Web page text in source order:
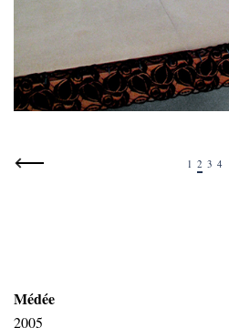
1 2 3 4
Médée
2005